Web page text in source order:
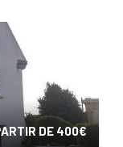
DE 400€